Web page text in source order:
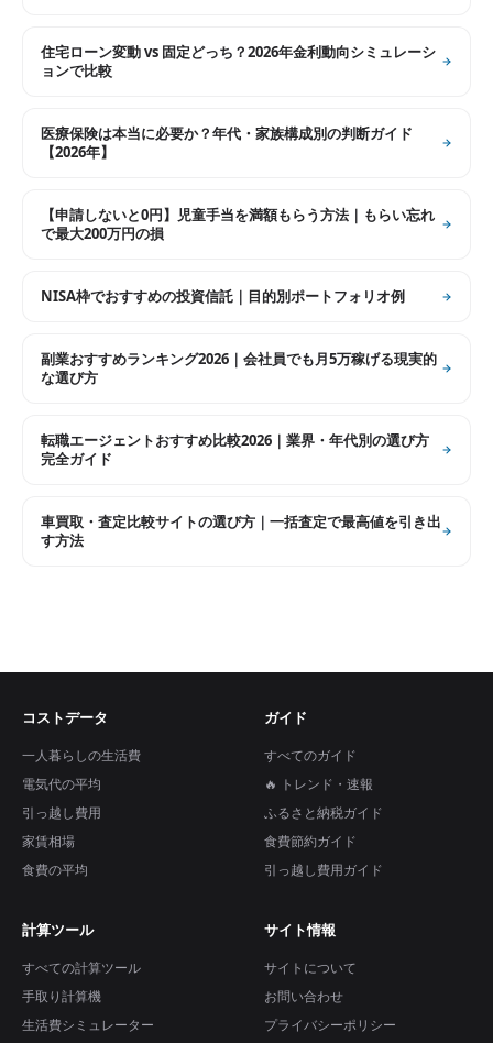
住宅ローン変動 vs 固定どっち？2026年金利動向シミュレーシ
ョンで比較
医療保険は本当に必要か？年代・家族構成別の判断ガイド
【2026年】
【申請しないと0円】児童手当を満額もらう方法｜もらい忘れ
で最大200万円の損
NISA枠でおすすめの投資信託｜目的別ポートフォリオ例
副業おすすめランキング2026｜会社員でも月5万稼げる現実的
な選び方
転職エージェントおすすめ比較2026｜業界・年代別の選び方
完全ガイド
車買取・査定比較サイトの選び方｜一括査定で最高値を引き出
す方法
コストデータ
一人暮らしの生活費
電気代の平均
引っ越し費用
家賃相場
食費の平均
ガイド
すべてのガイド
🔥 トレンド・速報
ふるさと納税ガイド
食費節約ガイド
引っ越し費用ガイド
計算ツール
すべての計算ツール
手取り計算機
生活費シミュレーター
サイト情報
サイトについて
お問い合わせ
プライバシーポリシー